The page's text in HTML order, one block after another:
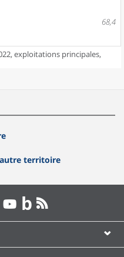
68,4
exploitations principales,
territoire